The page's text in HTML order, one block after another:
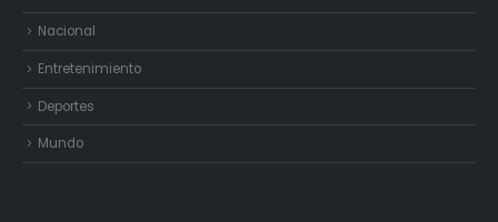
Nacional
Entretenimiento
Deportes
Mundo